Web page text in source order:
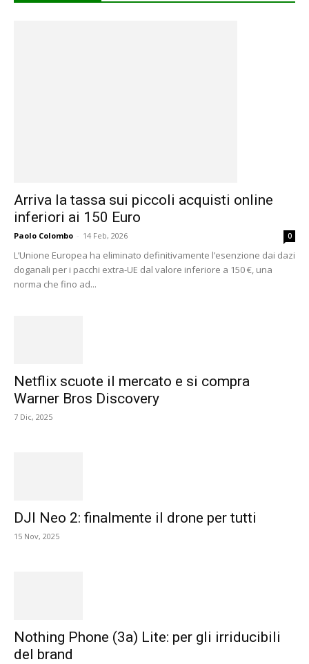
Arriva la tassa sui piccoli acquisti online
inferiori ai 150 Euro
Paolo Colombo - 14 Feb, 2026 0
L’Unione Europea ha eliminato definitivamente l’esenzione dai dazi
doganali per i pacchi extra-UE dal valore inferiore a 150 €, una
norma che fino ad...
Netflix scuote il mercato e si compra
Warner Bros Discovery
7 Dic, 2025
DJI Neo 2: finalmente il drone per tutti
15 Nov, 2025
Nothing Phone (3a) Lite: per gli irriducibili
del brand